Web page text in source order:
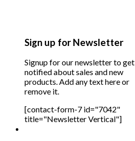
Sign up for Newsletter
Signup for our newsletter to get
notified about sales and new
products. Add any text here or
remove it.
[contact-form-7 id="7042"
title="Newsletter Vertical"]